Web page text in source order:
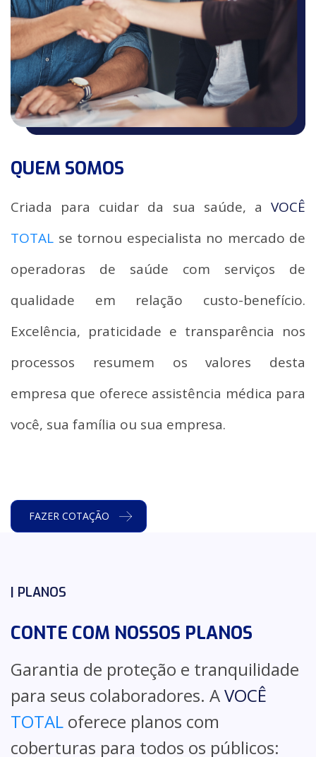
QUEM SOMOS
Criada para cuidar da sua saúde, a VOCÊ
TOTAL se tornou especialista no mercado de
operadoras de saúde com serviços de
qualidade em relação custo-benefício.
Excelência, praticidade e transparência nos
processos resumem os valores desta
empresa que oferece assistência médica para
você, sua família ou sua empresa.
FAZER COTAÇÃO
| PLANOS
CONTE COM NOSSOS PLANOS
Garantia de proteção e tranquilidade
para seus colaboradores. AVOCÊ
TOTAL oferece planos com
coberturas para todos os públicos: